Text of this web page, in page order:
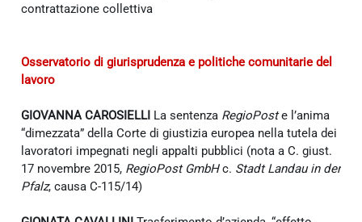
contrattazione collettiva
Osservatorio di giurisprudenza e politiche comunitarie del
lavoro
GIOVANNA CAROSIELLI La sentenza RegioPoste l’anima
“dimezzata” della Corte di giustizia europea nella tutela dei
lavoratori impegnati negli appalti pubblici (nota a C. giust.
17 novembre 2015, RegioPost GmbHc. Stadt Landau in der
Pfalz, causa C-115/14)